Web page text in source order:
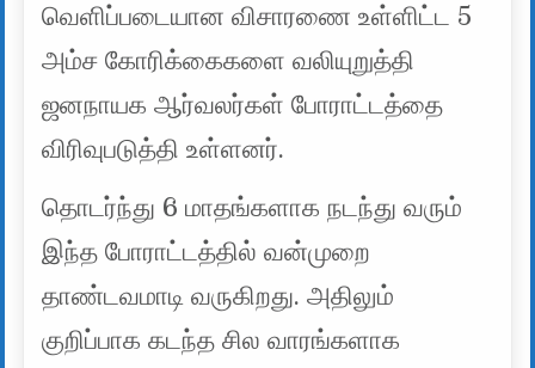
வெளிப்படையான விசாரணை உள்ளிட்ட 5
அம்ச கோரிக்கைகளை வலியுறுத்தி
ஜனநாயக ஆர்வலர்கள் போராட்டத்தை
விரிவுபடுத்தி உள்ளனர்.
தொடர்ந்து 6 மாதங்களாக நடந்து வரும்
இந்த போராட்டத்தில் வன்முறை
தாண்டவமாடி வருகிறது. அதிலும்
குறிப்பாக கடந்த சில வாரங்களாக